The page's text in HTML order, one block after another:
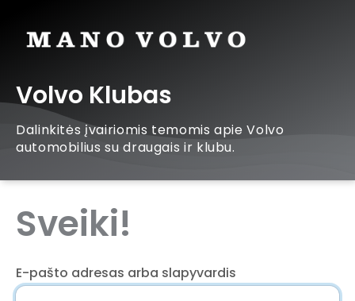
Volvo Klubas
Dalinkitės įvairiomis temomis apie Volvo
automobilius su draugais ir klubu.
Sveiki!
E-pašto adresas arba slapyvardis